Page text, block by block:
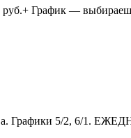
График — выбираешь
Графики 5/2, 6/